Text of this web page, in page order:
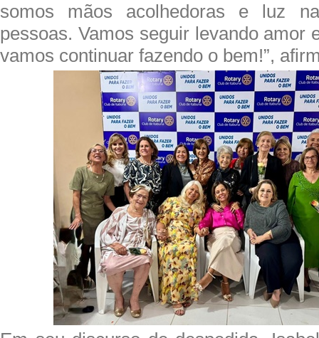
somos mãos acolhedoras e luz
pessoas. Vamos seguir levando amor
vamos continuar fazendo o bem!”,